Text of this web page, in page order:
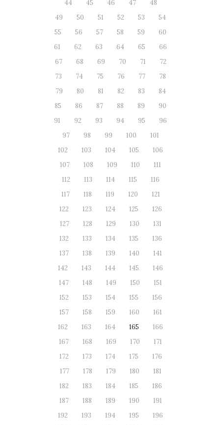
44 45 46 47
48
49
50 51 52 53
54
55
56 57 58 59
60
61
62 63 64 65
66
67
68 69 70 71
72
73
74 75 76 77
78
79
80 81 82 83
84
85
86 87 88 89
90
91
92 93 94 95
96
97
98 99 100
101
102
103 104 105
106
107
108 109 110
111
112
113 114 115
116
117
118 119 120
121
122
123 124 125
126
127
128 129 130
131
132
133 134 135
136
137
138 139 140
141
142
143 144 145
146
147
148 149 150
151
152
153 154 155
156
157
158 159 160
161
162
163 164 165
166
167
168 169 170
171
172
173 174 175
176
177
178 179 180
181
182
183 184 185
186
187
188 189 190
191
192
193 194 195
196